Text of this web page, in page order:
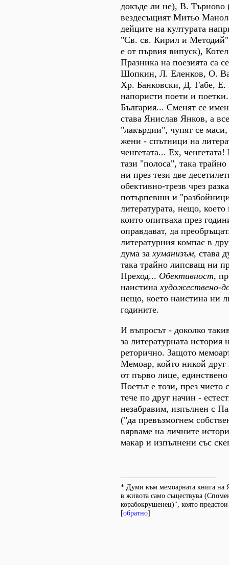
докъде ли не), В. Търново
вездесъщият Митьо
дейците на културата
"Св. св. Кирил и
е от първия випуск),
Празника на поезията са
Шопкин, Л. Еленков, О.
Хр. Банковски, Д. Габе, Е.
напористи поети и
България... Сменят се
става Янислав Янков, а
"лакърдии", чупят се маси,
жени - спътници на
ченгетата... Ех,
тази "полоса", така трайно
ни през тези две
обективно-трезв чрез
потърпевши и
литературата, нещо, което
които опитваха през
оправдават, да
литературния компас в
дума за хуманизъм, става
така трайно липсващ ни
Преход... Обективност,
наистина художествено-
нещо, което наистина ни
годините.
И въпросът - доколко
за литературната история
реторично. Защото
Мемоар, който никой друг
от първо лице,
Поетът е този, през чието
тече по друг начин -
незабравим, изпълнен с
("да превъзмогнем
вярваме на личните
макар и изпълнени със
* Думи към мемоарната книга на
в живота само съществува
корабокрушенец)", която предстои
[обратно]